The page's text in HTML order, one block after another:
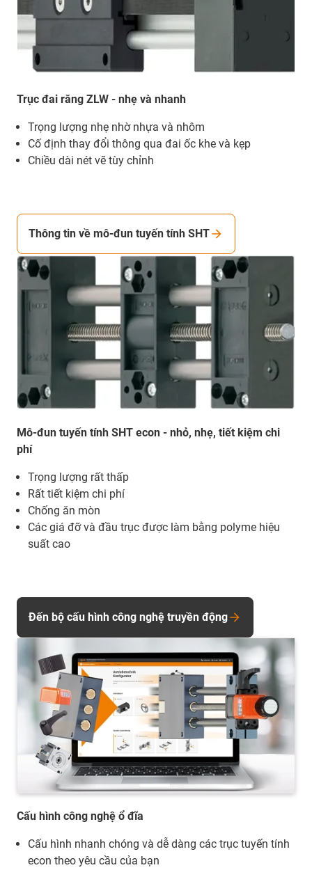
Trục đai răng ZLW - nhẹ và nhanh
Trọng lượng nhẹ nhờ nhựa và nhôm
Cố định thay đổi thông qua đai ốc khe và kẹp
Chiều dài nét vẽ tùy chỉnh
Mô-đun tuyến tính SHT econ - nhỏ, nhẹ, tiết kiệm chi
phí
Trọng lượng rất thấp
Rất tiết kiệm chi phí
Chống ăn mòn
Các giá đỡ và đầu trục được làm bằng polyme hiệu
suất cao
Thông tin về mô-đun tuyến tính SHT
Cấu hình công nghệ ổ đĩa
Cấu hình nhanh chóng và dễ dàng các trục tuyến tính
econ theo yêu cầu của bạn
Đến bộ cấu hình công nghệ truyền động